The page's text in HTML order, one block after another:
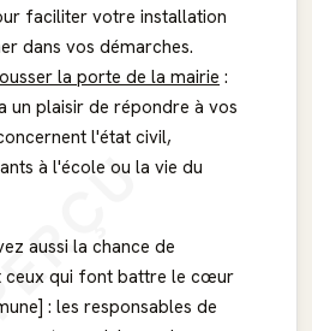
faciliter votre installation
dans vos démarches.
la porte de la mairie :
un plaisir de répondre à vos
l'état civil,
à l'école ou la vie du
aussi la chance de
ceux qui font battre le cœur
: les responsables de